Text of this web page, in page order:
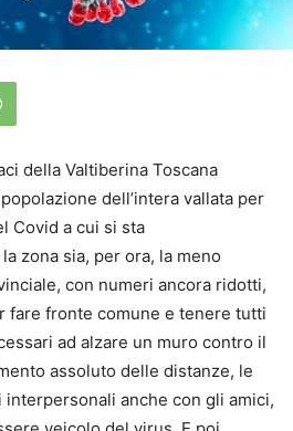
della Valtiberina Toscana
dell’intera vallata per
Covid a cui si sta
zona sia, per ora, la meno
con numeri ancora ridotti,
fare fronte comune e tenere tutti
ad alzare un muro contro il
assoluto delle distanze, le
anche con gli amici,